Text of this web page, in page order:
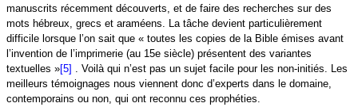
manuscrits récemment découverts, et de faire des recherches sur des
mots hébreux, grecs et araméens. La tâche devient particulièrement
difficile lorsque l’on sait que « toutes les copies de la Bible émises avant
l’invention de l’imprimerie (au 15e siècle) présentent des variantes
textuelles »[5] . Voilà qui n’est pas un sujet facile pour les non-initiés. Les
meilleurs témoignages nous viennent donc d’experts dans le domaine,
contemporains ou non, qui ont reconnu ces prophéties.